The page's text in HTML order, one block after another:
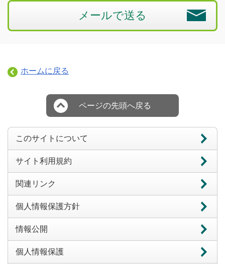
メールで送る
ホームに戻る
ページの先頭へ戻る
このサイトについて
サイト利用規約
関連リンク
個人情報保護方針
情報公開
個人情報保護